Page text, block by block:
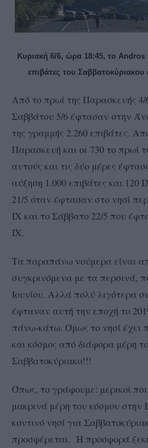
Κυριακή 6/6, ώρα 18:45, το Andros
επιβάτες του
Από το πρωί της Παρασκευής 4/
Σαββάτου 5/6 έφτασαν στην
της γραμμής 2.260 επιβάτες.
Παρασκευή και οι 730 το πρωί
αυτούς και τις δύο μέρες
αύξηση 1.000 επιβάτες και
21/5 όταν έφτασαν στο νησί
ΙΧ και το Σάββατο 22/5 που
ΙΧ.
Τα παραπάνω νούμερα είναι
συγκρινόμενα με τα περσινά,
Ιουνίου. Αλλά πολύ λιγότερα
έφταναν αυτή την εποχή το
πάνω-κάτω. Όμως το νησί έχει
και κόσμος από διάφορα μέρη
Σαββατοκύριακο!!!
Όπως, το γράφουμε: μερικοί
μακρινά μέρη του κόσμου στην
κοντινό νησί για
προσφέρεται. Η προσφορά